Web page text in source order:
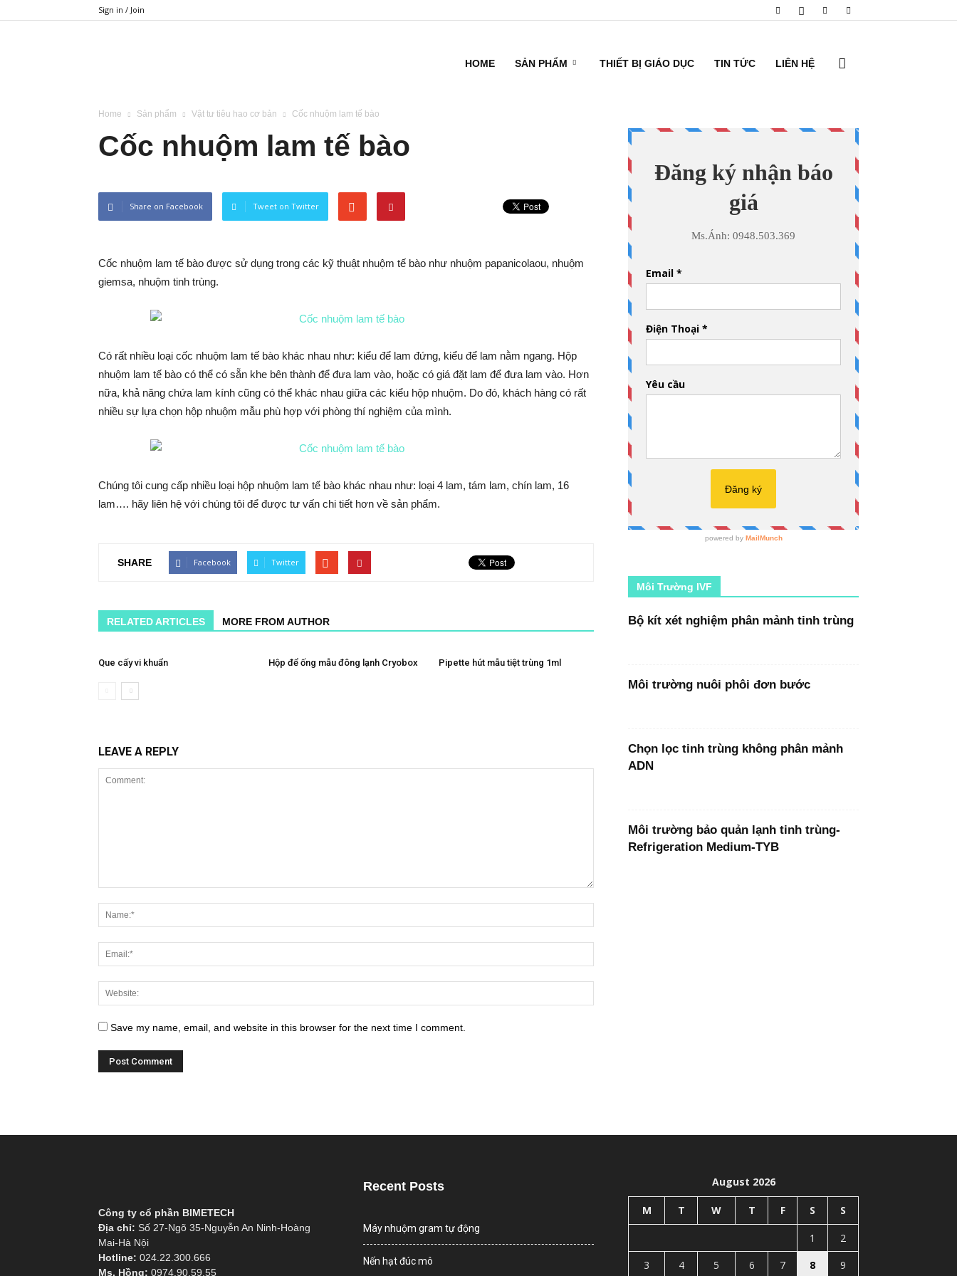
Sign in / Join
HOME SẢN PHẨM THIẾT BỊ GIÁO DỤC TIN TỨC LIÊN HỆ
Home Sản phẩm Vật tư tiêu hao cơ bản Cốc nhuộm lam tế bào
Cốc nhuộm lam tế bào
Share on Facebook Tweet on Twitter
Cốc nhuộm lam tế bào được sử dụng trong các kỹ thuật nhuộm tế bào như nhuộm papanicolaou, nhuộm
giemsa, nhuộm tinh trùng.
Có rất nhiều loại cốc nhuộm lam tế bào khác nhau như: kiểu để lam đứng, kiểu để lam nằm ngang. Hộp
nhuộm lam tế bào có thể có sẵn khe bên thành để đưa lam vào, hoặc có giá đặt lam để đưa lam vào. Hơn
nữa, khả năng chứa lam kính cũng có thể khác nhau giữa các kiểu hộp nhuộm. Do đó, khách hàng có rất
nhiều sự lựa chọn hộp nhuộm mẫu phù hợp với phòng thí nghiệm của mình.
Chúng tôi cung cấp nhiều loại hộp nhuộm lam tế bào khác nhau như: loại 4 lam, tám lam, chín lam, 16
lam…. hãy liên hệ với chúng tôi để được tư vấn chi tiết hơn về sản phẩm.
SHARE Facebook Twitter
RELATED ARTICLES MORE FROM AUTHOR
Que cấy vi khuẩn Hộp để ống mẫu đông lạnh Cryobox Pipette hút mẫu tiệt trùng 1ml
LEAVE A REPLY
Save my name, email, and website in this browser for the next time I comment.
Môi Trường IVF
Bộ kít xét nghiệm phân mảnh tinh trùng
Môi trường nuôi phôi đơn bước
Chọn lọc tinh trùng không phân mảnh
ADN
Môi trường bảo quản lạnh tinh trùng-
Refrigeration Medium-TYB
Công ty cổ phần BIMETECH
Địa chỉ: Số 27-Ngõ 35-Nguyễn An Ninh-Hoàng
Mai-Hà Nội
Hotline: 024.22.300.666
Ms. Hồng: 0974.90.59.55
Recent Posts
Máy nhuộm gram tự động
Nến hạt đúc mô
August 2026
M T W T F S S
1
2
3
4 5 6 7 8 9